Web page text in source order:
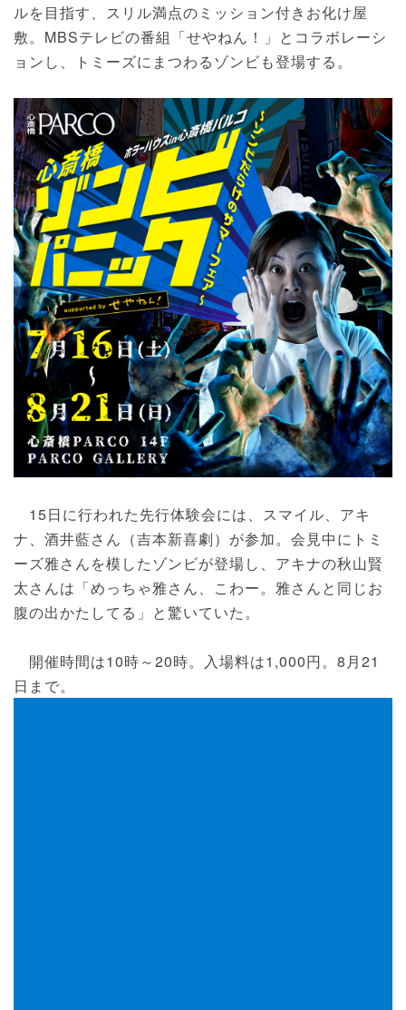
ルを目指す、スリル満点のミッション付きお化け屋
敷。MBSテレビの番組「せやねん！」とコラボレーシ
ョンし、トミーズにまつわるゾンビも登場する。
15日に行われた先行体験会には、スマイル、アキ
ナ、酒井藍さん（吉本新喜劇）が参加。会見中にトミ
ーズ雅さんを模したゾンビが登場し、アキナの秋山賢
太さんは「めっちゃ雅さん、こわー。雅さんと同じお
腹の出かたしてる」と驚いていた。
開催時間は10時～20時。入場料は1,000円。8月21
日まで。